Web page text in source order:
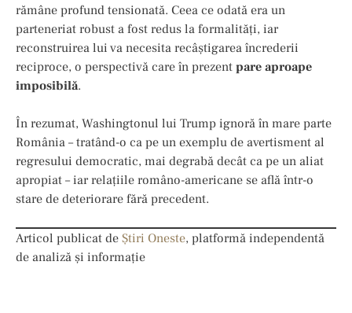
rămâne profund tensionată. Ceea ce odată era un
parteneriat robust a fost redus la formalități, iar
reconstruirea lui va necesita recâștigarea încrederii
reciproce, o perspectivă care în prezent pare aproape
imposibilă.
În rezumat, Washingtonul lui Trump ignoră în mare parte
România – tratând-o ca pe un exemplu de avertisment al
regresului democratic, mai degrabă decât ca pe un aliat
apropiat – iar relațiile româno-americane se află într-o
stare de deteriorare fără precedent.
Articol publicat de Știri Oneste, platformă independentă
de analiză și informație